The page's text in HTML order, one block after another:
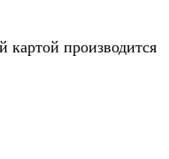
картой производится